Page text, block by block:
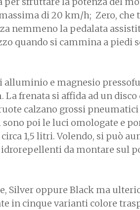
di 20 km/h; Zero,
nemmeno la pedalata
quando si cammina a piedi
alluminio e magnesio
La frenata si affida ad un
calzano grossi pneumatici
poi le luci omologate e
1,5 litri. Volendo, si può
da montare sul
Silver oppure Black ma
in cinque varianti colore